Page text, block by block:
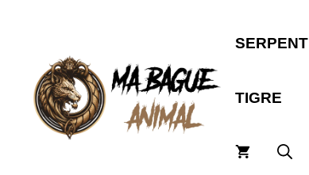
contenu
SERPENT
TIGRE